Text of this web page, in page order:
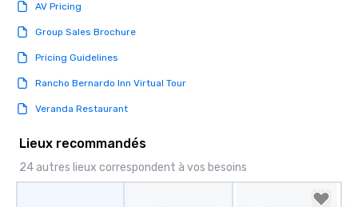
AV Pricing
Group Sales Brochure
Pricing Guidelines
Rancho Bernardo Inn Virtual Tour
Veranda Restaurant
Lieux recommandés
24 autres lieux correspondent à vos besoins